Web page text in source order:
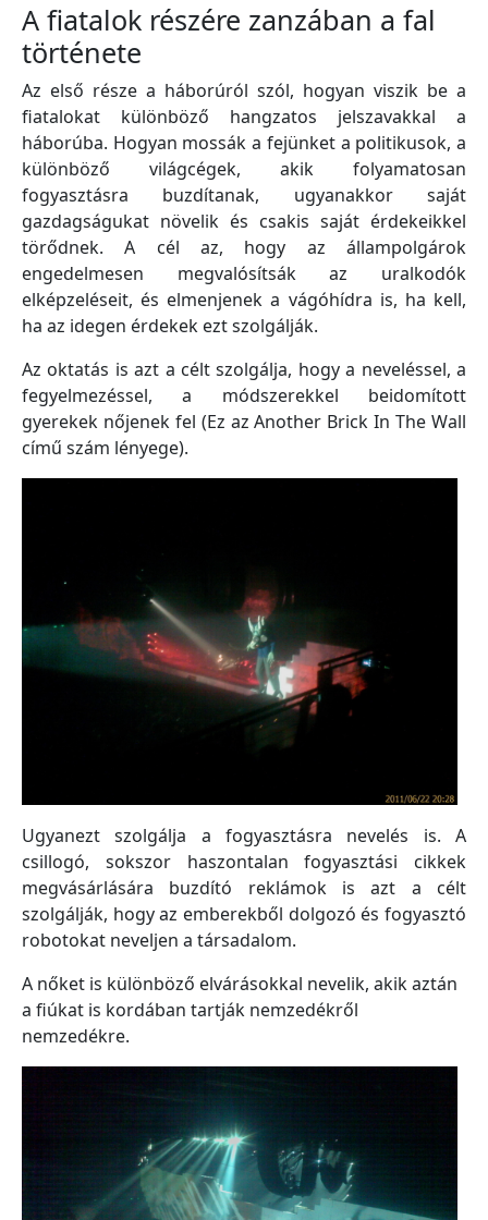
A fiatalok részére zanzában a fal
története
Az első része a háborúról szól, hogyan viszik be a
fiatalokat különböző hangzatos jelszavakkal a
háborúba. Hogyan mossák a fejünket a politikusok, a
különböző világcégek, akik folyamatosan
fogyasztásra buzdítanak, ugyanakkor saját
gazdagságukat növelik és csakis saját érdekeikkel
törődnek. A cél az, hogy az állampolgárok
engedelmesen megvalósítsák az uralkodók
elképzeléseit, és elmenjenek a vágóhídra is, ha kell,
ha az idegen érdekek ezt szolgálják.
Az oktatás is azt a célt szolgálja, hogy a neveléssel, a
fegyelmezéssel, a módszerekkel beidomított
gyerekek nőjenek fel (Ez az Another Brick In The Wall
című szám lényege).
Ugyanezt szolgálja a fogyasztásra nevelés is. A
csillogó, sokszor haszontalan fogyasztási cikkek
megvásárlására buzdító reklámok is azt a célt
szolgálják, hogy az emberekből dolgozó és fogyasztó
robotokat neveljen a társadalom.
A nőket is különböző elvárásokkal nevelik, akik aztán
a fiúkat is kordában tartják nemzedékről
nemzedékre.